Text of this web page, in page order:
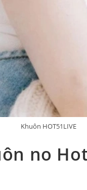
Khuôn HOT51LIVE
no